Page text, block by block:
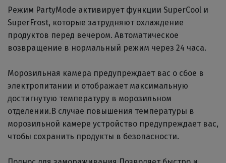
Режим PartyMode активирует функции SuperCool и
SuperFrost, которые затрудняют охлаждение
продуктов перед вечером. Автоматическое
возвращение в нормальный режим через 24 часа.
Морозильная камера предупреждает вас о сбое в
электропитании и отображает максимальную
достигнутую температуру в морозильном
отделении.В случае повышения температуры в
морозильной камере устройство предупреждает вас,
чтобы сохранить продукты в безопасности.